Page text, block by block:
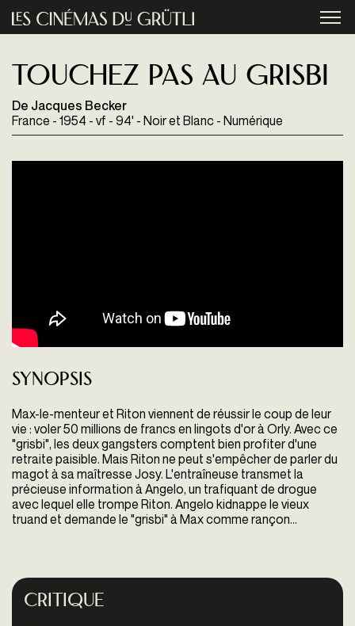
Aller au contenu principal
Touchez pas au grisbi
De Jacques Becker
France - 1954 - vf - 94' - Noir et Blanc - Numérique
Synopsis
Max-le-menteur et Riton viennent de réussir le coup de leur
vie : voler 50 millions de francs en lingots d'or à Orly. Avec ce
"grisbi", les deux gangsters comptent bien profiter d'une
retraite paisible. Mais Riton ne peut s'empêcher de parler du
magot à sa maîtresse Josy. L'entraîneuse transmet la
précieuse information à Angelo, un trafiquant de drogue
avec lequel elle trompe Riton. Angelo kidnappe le vieux
truand et demande le "grisbi" à Max comme rançon...
Critique